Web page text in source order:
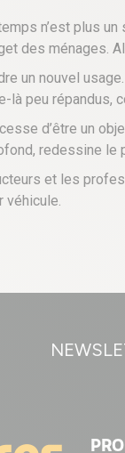
n’est plus
des ménages.
un nouvel
peu répandus,
d’être un
redessine le
et les
véhicule.